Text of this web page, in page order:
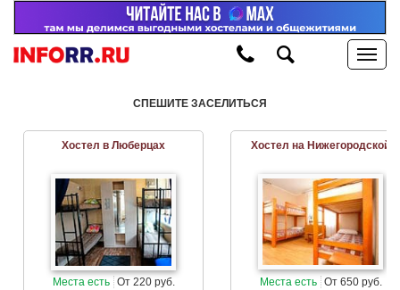
СПЕШИТЕ ЗАСЕЛИТЬСЯ
Хостел в Люберцах
Места есть От 220 руб.
Хостел на Нижегородской
Места есть От 650 руб.